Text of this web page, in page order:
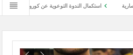
استكمال الندوة التوعوية عن كورونا واللقاح